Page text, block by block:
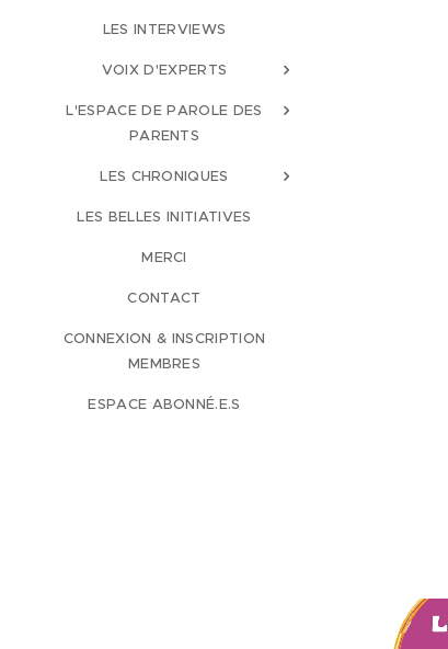
LES INTERVIEWS
VOIX D'EXPERTS
L'ESPACE DE PAROLE DES
PARENTS
LES CHRONIQUES
LES BELLES INITIATIVES
MERCI
CONTACT
CONNEXION & INSCRIPTION
MEMBRES
ESPACE ABONNÉ.E.S